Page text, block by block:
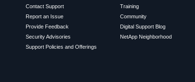
Contact Support
Report an Issue
Provide Feedback
Security Advisories
Support Policies and Offerings
Training
Community
Digital Support Blog
NetApp Neighborhood